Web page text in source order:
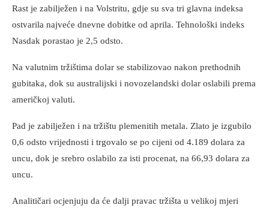
Rast je zabilježen i na Volstritu, gdje su sva tri glavna indeksa
ostvarila najveće dnevne dobitke od aprila. Tehnološki indeks
Nasdak porastao je 2,5 odsto.
Na valutnim tržištima dolar se stabilizovao nakon prethodnih
gubitaka, dok su australijski i novozelandski dolar oslabili prema
američkoj valuti.
Pad je zabilježen i na tržištu plemenitih metala. Zlato je izgubilo
0,6 odsto vrijednosti i trgovalo se po cijeni od 4.189 dolara za
uncu, dok je srebro oslabilo za isti procenat, na 66,93 dolara za
uncu.
Analitičari ocjenjuju da će dalji pravac tržišta u velikoj mjeri